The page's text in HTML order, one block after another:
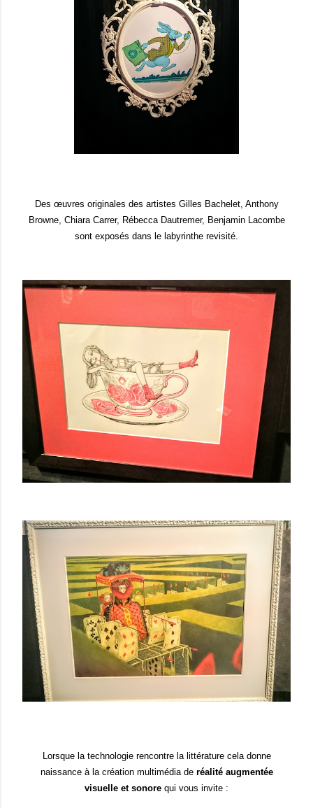
Des œuvres originales des artistes Gilles Bachelet, Anthony
Browne, Chiara Carrer, Rébecca Dautremer, Benjamin Lacombe
sont exposés dans le labyrinthe revisité.
Lorsque la technologie rencontre la littérature cela donne
naissance à la création multimédia de réalité augmentée
visuelle et sonore qui vous invite :